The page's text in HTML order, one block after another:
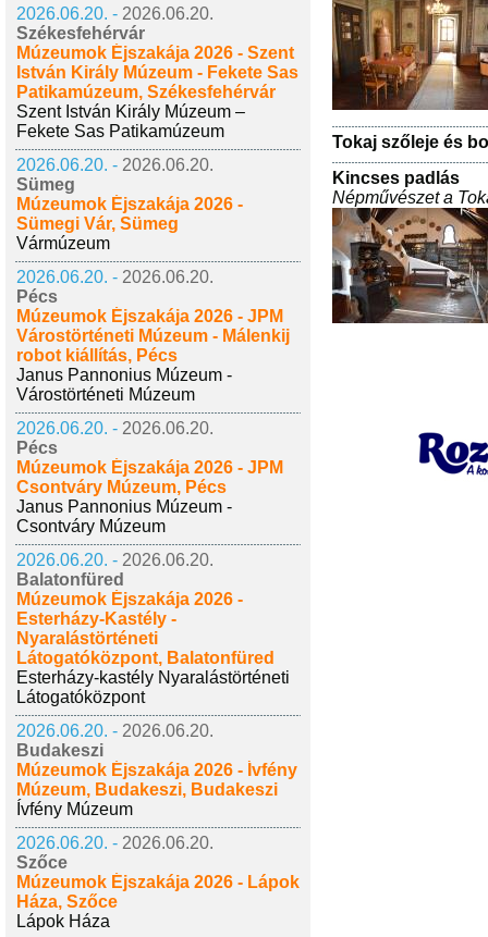
2026.06.20. - 2026.06.20.
Székesfehérvár
Múzeumok Éjszakája 2026 - Szent
István Király Múzeum - Fekete Sas
Patikamúzeum, Székesfehérvár
Szent István Király Múzeum –
Fekete Sas Patikamúzeum
2026.06.20. - 2026.06.20.
Sümeg
Múzeumok Éjszakája 2026 -
Sümegi Vár, Sümeg
Vármúzeum
2026.06.20. - 2026.06.20.
Pécs
Múzeumok Éjszakája 2026 - JPM
Várostörténeti Múzeum - Málenkij
robot kiállítás, Pécs
Janus Pannonius Múzeum -
Várostörténeti Múzeum
2026.06.20. - 2026.06.20.
Pécs
Múzeumok Éjszakája 2026 - JPM
Csontváry Múzeum, Pécs
Janus Pannonius Múzeum -
Csontváry Múzeum
2026.06.20. - 2026.06.20.
Balatonfüred
Múzeumok Éjszakája 2026 -
Esterházy-Kastély -
Nyaralástörténeti
Látogatóközpont, Balatonfüred
Esterházy-kastély Nyaralástörténeti
Látogatóközpont
2026.06.20. - 2026.06.20.
Budakeszi
Múzeumok Éjszakája 2026 - Ívfény
Múzeum, Budakeszi, Budakeszi
Ívfény Múzeum
2026.06.20. - 2026.06.20.
Szőce
Múzeumok Éjszakája 2026 - Lápok
Háza, Szőce
Lápok Háza
Tokaj szőleje és
Kincses padlás
Népművészet a